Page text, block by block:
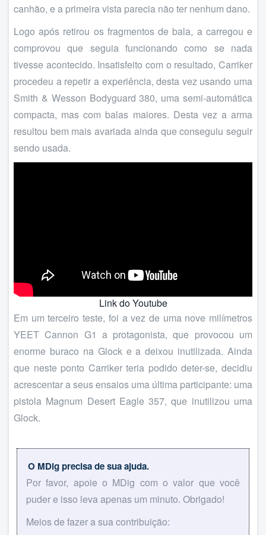
canhão, e a primeira vista parecia não ter nenhum dano.
Logo após retirou os fragmentos de bala, a carregou e
comprovou que seguia funcionando como se nada
tivesse acontecido. Insatisfeito com o resultado, Carriker
procedeu a repetir a experiência, desta vez usando uma
Smith & Wesson Bodyguard 380, uma semi-automática
compacta, mas com balas maiores. Desta vez a arma
resultou bem mais avariada ainda que conseguiu seguir
sendo usada.
Link do Youtube
Em um terceiro teste, foi a vez de uma nove milímetros
YEET Cannon G1 a protagonista, que provocou um
enorme buraco na Glock e a deixou inutilizada. Ainda
que neste ponto Carriker teria podido deter-se, decidiu
acrescentar a seus ensaios uma última participante: uma
pistola Magnum Desert Eagle 357, que inutilizou uma
Glock.
O MDig precisa de sua ajuda.
Por favor, apoie o MDig com o valor que você
puder e isso leva apenas um minuto. Obrigado!
Meios de fazer a sua contribuição: